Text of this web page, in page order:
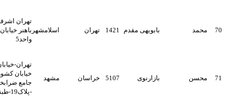
بابویهی مقدم 1421 تهران اسلامشهر
تهران اشرفی اصفهانی خ
باهنر خیابان گلبرگ پ 16
بازارنوی 5107 خراسان مشهد
تهران-خیابان پاسداران-
خیابان کشوری-خیابان مسجد
جامع ضرابخانه-کوچه هفتم